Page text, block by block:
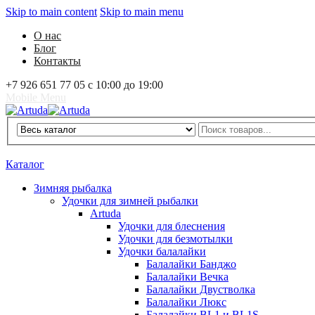
Skip to main content Skip to main menu
О нас
Блог
Контакты
+7 926 651 77 05 с 10:00 до 19:00
Artuda
Search
Каталог
Зимняя рыбалка
Удочки для зимней рыбалки
Artuda
Удочки для блеснения
Удочки для безмотылки
Удочки балалайки
Балалайки Банджо
Балалайки Вечка
Балалайки Двустволка
Балалайки Люкс